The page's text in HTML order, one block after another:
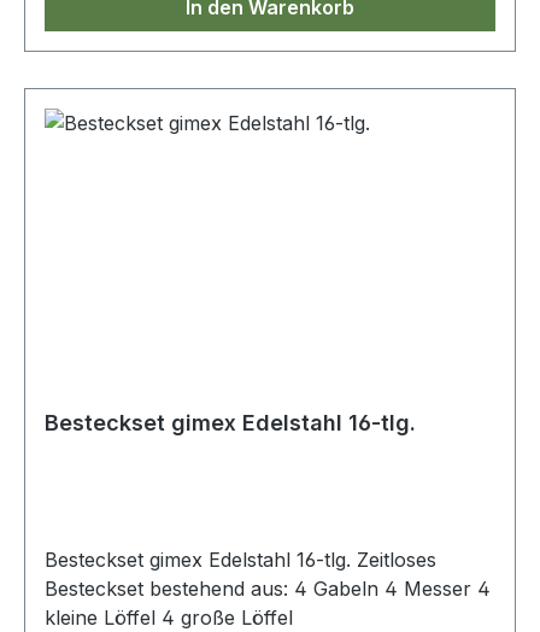
In den Warenkorb
Besteckset gimex Edelstahl 16-tlg.
Besteckset gimex Edelstahl 16-tlg. Zeitloses
Besteckset bestehend aus: 4 Gabeln 4 Messer 4
kleine Löffel 4 große Löffel